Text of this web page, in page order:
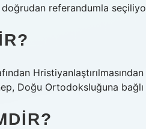
doğrudan referandumla
Doğu Ortodoksluğuna